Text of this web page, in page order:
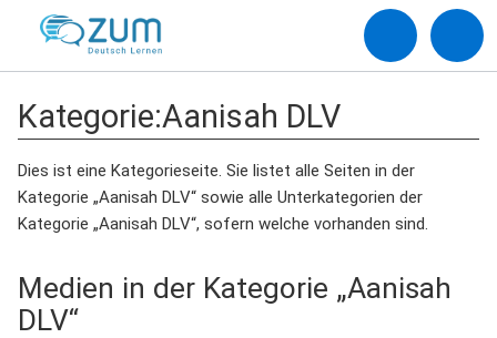
Kategorie:Aanisah DLV
Dies ist eine Kategorieseite. Sie listet alle Seiten in der
Kategorie „Aanisah DLV“ sowie alle Unterkategorien der
Kategorie „Aanisah DLV“, sofern welche vorhanden sind.
Medien in der Kategorie „Aanisah
DLV“